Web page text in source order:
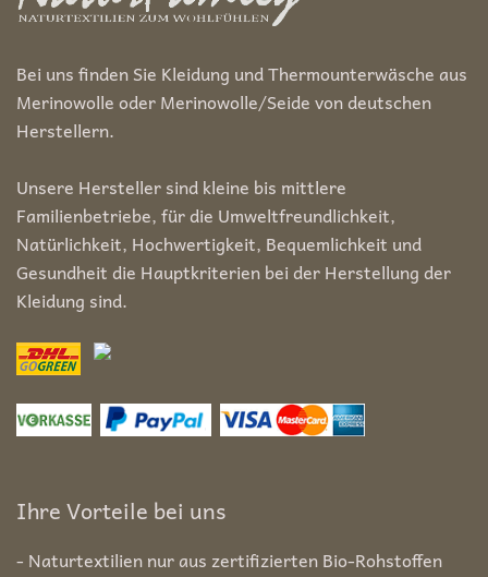
Bei uns finden Sie Kleidung und Thermounterwäsche aus
Merinowolle oder Merinowolle/Seide von deutschen
Herstellern.
Unsere Hersteller sind kleine bis mittlere
Familienbetriebe, für die Umweltfreundlichkeit,
Natürlichkeit, Hochwertigkeit, Bequemlichkeit und
Gesundheit die Hauptkriterien bei der Herstellung der
Kleidung sind.
Ihre Vorteile bei uns
- Naturtextilien nur aus zertifizierten Bio-Rohstoffen